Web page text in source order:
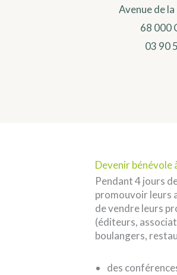
Avenue de
68 000
03 90
Devenir bénévole
Pendant 4 jours
promouvoir leurs
de vendre leurs
(éditeurs,
boulangers,
des